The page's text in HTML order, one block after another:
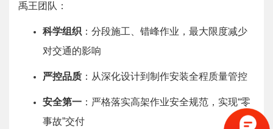
禹王团队：
科学组织 ：分段施工、错峰作业，最大限度减少
对交通的影响
严控品质 ：从深化设计到制作安装全程质量管控
安全第一 ：严格落实高架作业安全规范，实现“零
事故”交付